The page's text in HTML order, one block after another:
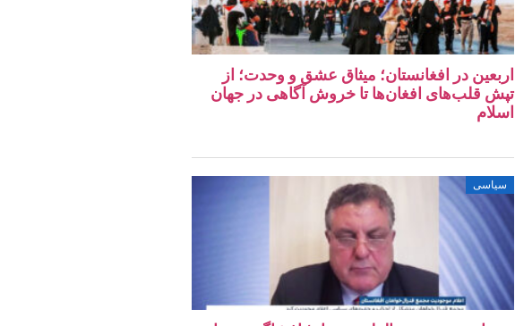
اربعین در افغانستان؛ میثاق عشق و وحدت؛ از
تپش‌ قلب‌های افغان‌ها تا خروش آگاهی در جهان
اسلام
سیاسی